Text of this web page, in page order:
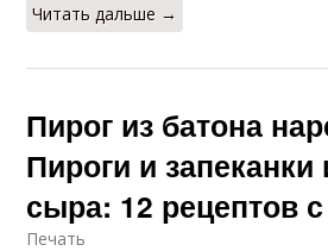
Читать дальше →
Пирог из батона
Пироги и запеканки
сыра: 12 рецептов
Печать